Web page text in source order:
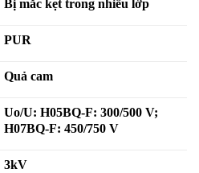
Bị mắc kẹt trong nhiều lớp
PUR
Quả cam
Uo/U: H05BQ-F: 300/500 V;
H07BQ-F: 450/750 V
3kV